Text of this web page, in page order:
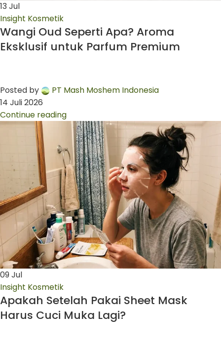
13 Jul
Insight Kosmetik
Wangi Oud Seperti Apa? Aroma
Eksklusif untuk Parfum Premium
Posted by
PT Mash Moshem Indonesia
14 Juli 2026
Continue reading
09Jul
Insight Kosmetik
Apakah Setelah Pakai Sheet Mask
Harus Cuci Muka Lagi?